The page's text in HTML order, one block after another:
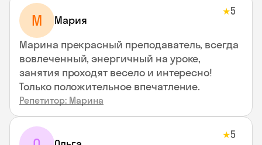
М Мария
★5
Марина прекрасный преподаватель, всегда
вовлеченный, энергичный на уроке,
занятия проходят весело и интересно!
Только положительное впечатление.
Репетитор: Марина
★5